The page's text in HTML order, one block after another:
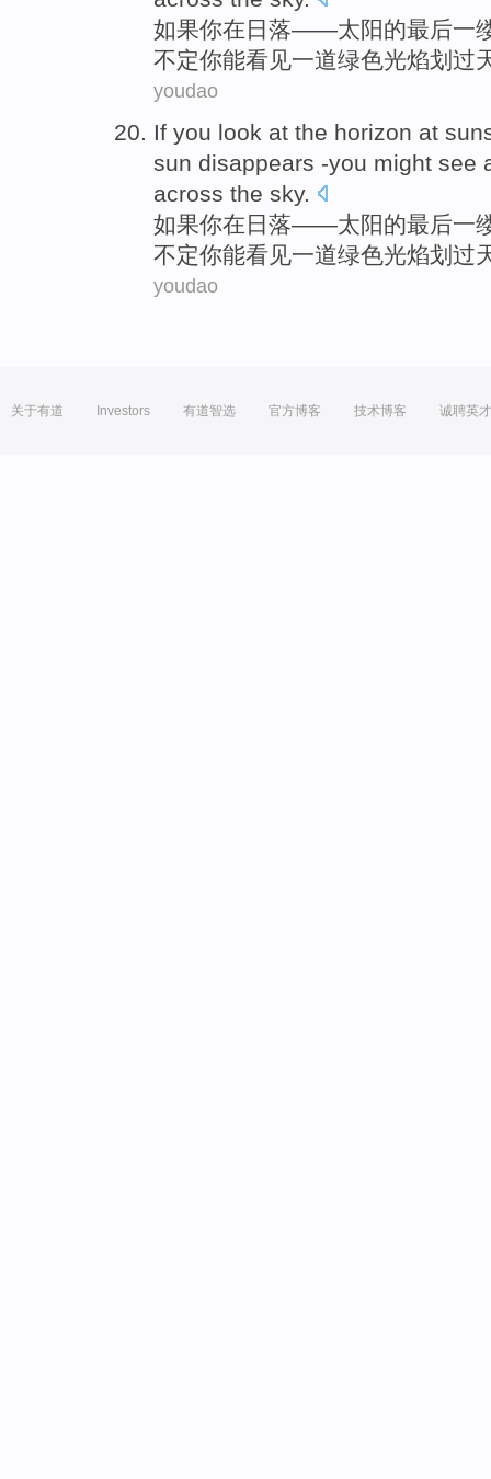
如果你在 日落——太阳的最后一
不定你能看见一道绿色光焰划过
youdao
If you look at the horizon at
sun disappears -you might see
across the sky.
如果你在 日落——太阳的最后一
不定你能看见一道绿色光焰划过
youdao
关于有道 Investors 有道智选 官方博客 技术博客 诚聘英才